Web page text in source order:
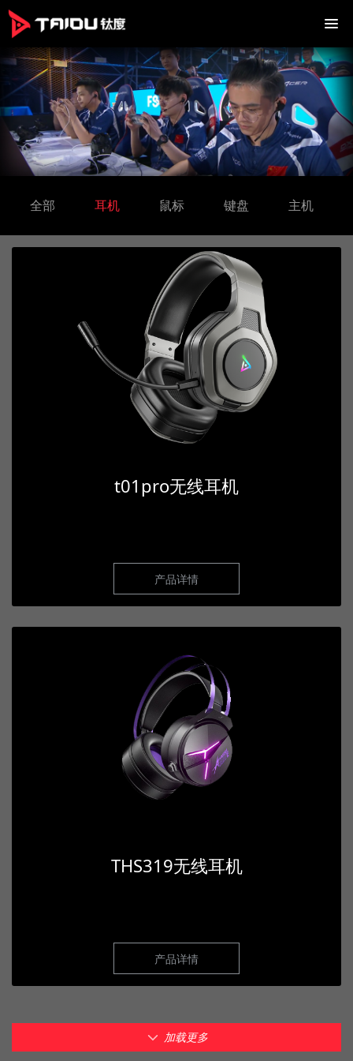
全部 耳机 鼠标 键盘 主机
t01pro无线耳机
产品详情
THS319无线耳机
产品详情
加载更多